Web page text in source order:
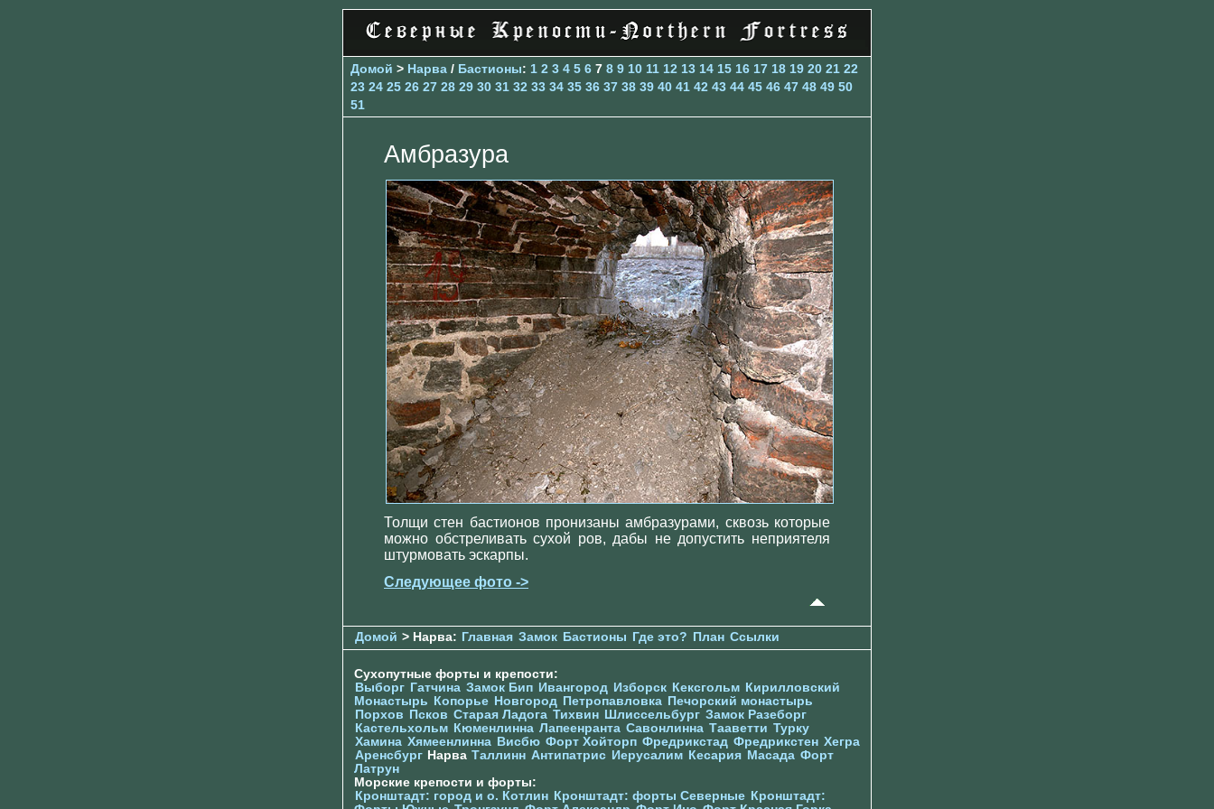
Домой > Нарва / Бастионы: 1 2 3 4 5 6 7 8 9 10 11 12 13 14 15 16 17 18 19 20 21 22
23 24 25 26 27 28 29 30 31 32 33 34 35 36 37 38 39 40 41 42 43 44 45 46 47 48 49 50
51
Амбразура
Толщи стен бастионов пронизаны амбразурами, сквозь которые
можно обстреливать сухой ров, дабы не допустить неприятеля
штурмовать эскарпы.
Следующее фото ->
Домой > Нарва: Главная Замок Бастионы Где это? План Ссылки
Сухопутные форты и крепости:
Выборг Гатчина Замок Бип Ивангород Изборск Кексгольм Кирилловский
Монастырь
Копорье Новгород Петропавловка Печорcкий монастырь
Порхов
Псков Старая Ладога Тихвин Шлиссельбург Замок Разеборг
Кастельхольм Кюменлинна Лапеенранта Савонлинна Тааветти Турку
Хамина Хямеенлинна Висбю Форт Хойторп Фредрикстад Фредрикстен Хегра
Аренсбург Нарва Таллинн Антипатрис Иерусалим Кесария Масада Форт
Латрун
Морские крепости и форты:
Кронштадт: город и о. Котлин Кронштадт: форты Северные Кронштадт: